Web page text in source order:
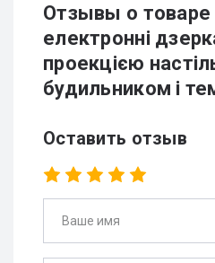
Отзывы о товаре
електронні
проекцією
будильником і
Оставить отзыв